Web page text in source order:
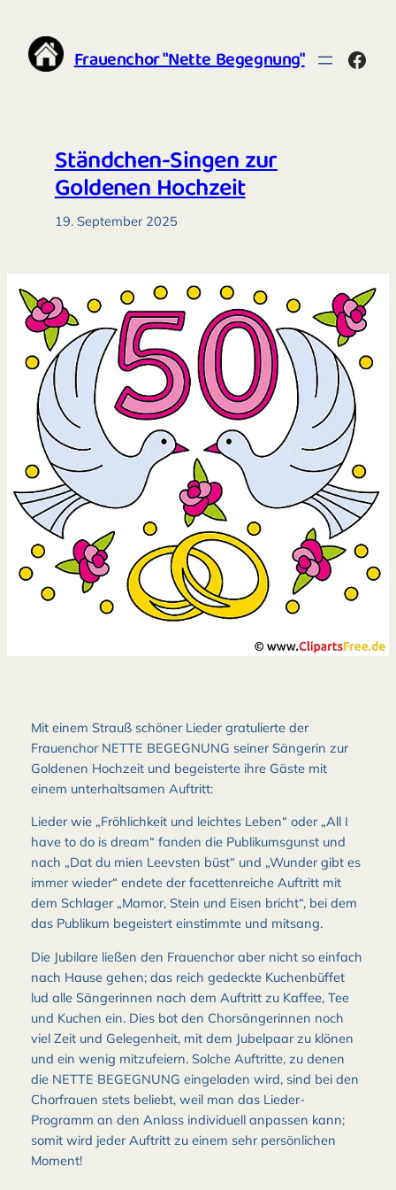
Inhalt
springen
Frauenchor "Nette Begegnung"
Ständchen-Singen zur
Goldenen Hochzeit
19. September 2025
Mit einem Strauß schöner Lieder gratulierte der
Frauenchor NETTE BEGEGNUNG seiner Sängerin zur
Goldenen Hochzeit und begeisterte ihre Gäste mit
einem unterhaltsamen Auftritt:
Lieder wie „Fröhlichkeit und leichtes Leben“ oder „All I
have to do is dream“ fanden die Publikumsgunst und
nach „Dat du mien Leevsten büst“ und „Wunder gibt es
immer wieder“ endete der facettenreiche Auftritt mit
dem Schlager „Mamor, Stein und Eisen bricht“, bei dem
das Publikum begeistert einstimmte und mitsang.
Die Jubilare ließen den Frauenchor aber nicht so einfach
nach Hause gehen; das reich gedeckte Kuchenbüffet
lud alle Sängerinnen nach dem Auftritt zu Kaffee, Tee
und Kuchen ein. Dies bot den Chorsängerinnen noch
viel Zeit und Gelegenheit, mit dem Jubelpaar zu klönen
und ein wenig mitzufeiern. Solche Auftritte, zu denen
die NETTE BEGEGNUNG eingeladen wird, sind bei den
Chorfrauen stets beliebt, weil man das Lieder-
Programm an den Anlass individuell anpassen kann;
somit wird jeder Auftritt zu einem sehr persönlichen
Moment!